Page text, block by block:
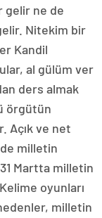
gelir ne de
Nitekim bir
Kandil
al gülüm ver
ders almak
örgütün
Açık ve net
milletin
Martta milletin
oyunları
milletin